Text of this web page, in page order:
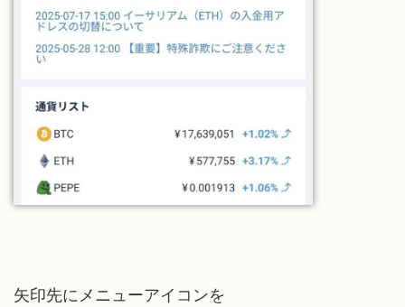
矢印先にメニューアイコンを